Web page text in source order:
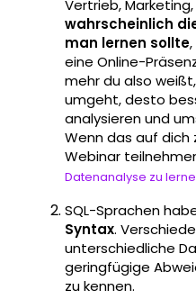
Vertrieb,
wahrscheinlich
man lernen sollte
eine Online-
mehr du also
umgeht, desto
analysieren und
Wenn das auf
Webinar
Datenanalyse zu
SQL-Sprachen
Syntax.
unterschiedliche
geringfügige
zu kennen.